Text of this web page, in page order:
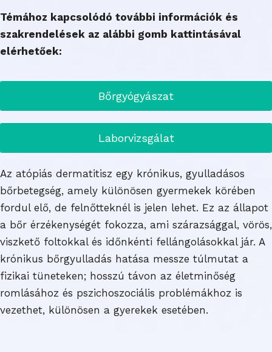
Témához kapcsolódó további információk és
szakrendelések az alábbi gomb kattintásával
elérhetőek:
Bőrgyógyászat
Laborvizsgálat
Az atópiás dermatitisz egy krónikus, gyulladásos
bőrbetegség, amely különösen gyermekek körében
fordul elő, de felnőtteknél is jelen lehet. Ez az állapot
a bőr érzékenységét fokozza, ami szárazsággal, vörös,
viszkető foltokkal és időnkénti fellángolásokkal jár. A
krónikus bőrgyulladás hatása messze túlmutat a
fizikai tüneteken; hosszú távon az életminőség
romlásához és pszichoszociális problémákhoz is
vezethet, különösen a gyerekek esetében.